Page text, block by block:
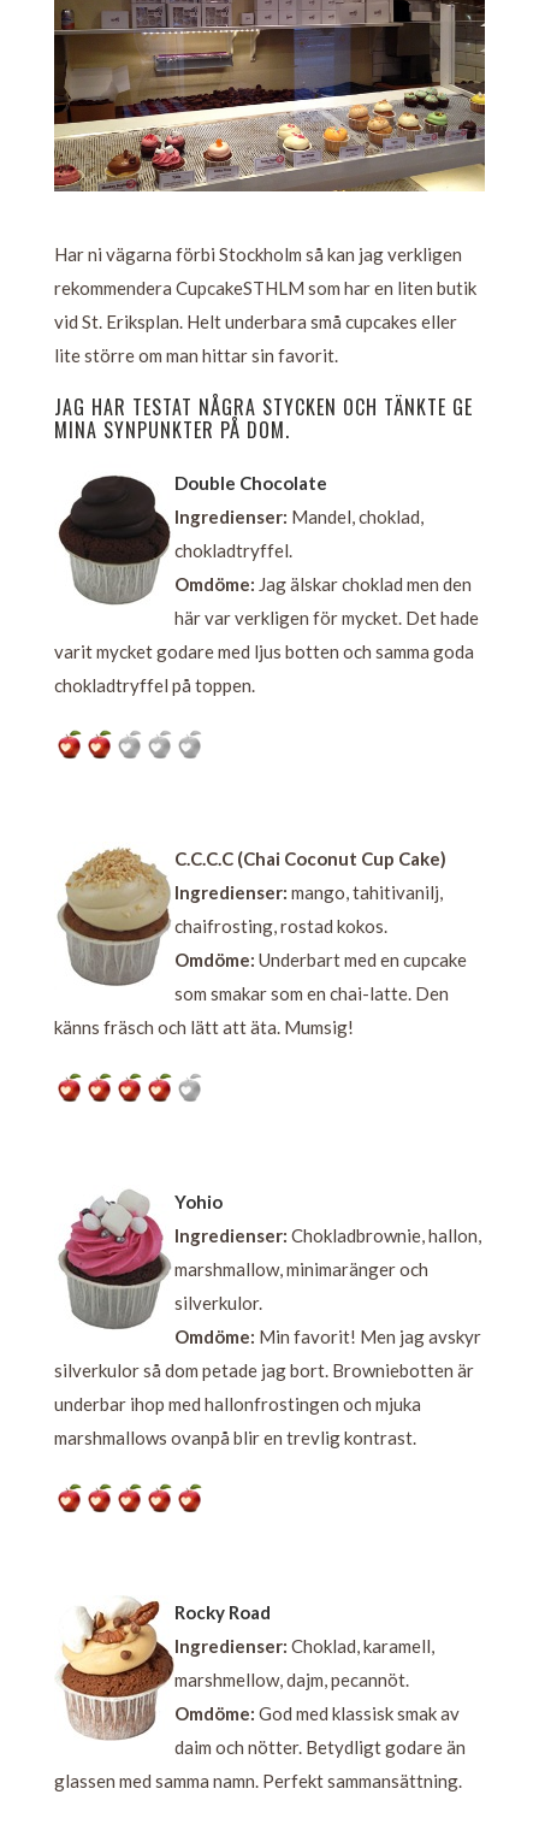
Har ni vägarna förbi Stockholm så kan jag verkligen
rekommendera CupcakeSTHLM som har en liten butik
vid St. Eriksplan. Helt underbara små cupcakes eller
lite större om man hittar sin favorit.
JAG HAR TESTAT NÅGRA STYCKEN OCH TÄNKTE GE
MINA SYNPUNKTER PÅ DOM.
Double Chocolate
Ingredienser: Mandel, choklad,
chokladtryffel.
Omdöme: Jag älskar choklad men den
här var verkligen för mycket. Det hade
varit mycket godare med ljus botten och samma goda
chokladtryffel på toppen.
C.C.C.C (Chai Coconut Cup Cake)
Ingredienser: mango, tahitivanilj,
chaifrosting, rostad kokos.
Omdöme: Underbart med en cupcake
som smakar som en chai-latte. Den
känns fräsch och lätt att äta. Mumsig!
Yohio
Ingredienser: Chokladbrownie, hallon,
marshmallow, minimaränger och
silverkulor.
Omdöme: Min favorit! Men jag avskyr
silverkulor så dom petade jag bort. Browniebotten är
underbar ihop med hallonfrostingen och mjuka
marshmallows ovanpå blir en trevlig kontrast.
Rocky Road
Ingredienser: Choklad, karamell,
marshmellow, dajm, pecannöt.
Omdöme: God med klassisk smak av
daim och nötter. Betydligt godare än
glassen med samma namn. Perfekt sammansättning.